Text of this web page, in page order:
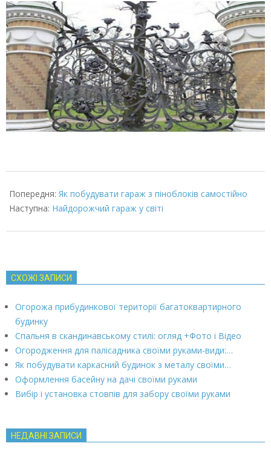
01-
28
Попередня: Як побудувати гараж з піноблоків самостійно
Наступна: Найдорожчий гараж у світі
СХОЖІ ЗАПИСИ
Огорожа прибудинкової території багатоквартирного
будинку
Спальня в скандинавському стилі: огляд +Фото і Відео
Огородження для палісадника своїми руками-види:…
Як побудувати каркасний будинок з металу своїми…
Оформлення басейну на дачі своїми руками
Вибір і установка стовпів для забору своїми руками
НЕДАВНІ ЗАПИСИ